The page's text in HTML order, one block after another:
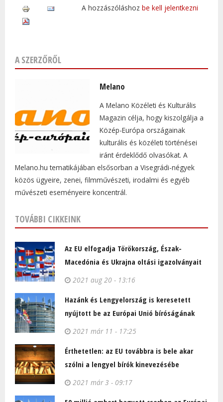
A hozzászóláshoz be kell jelentkezni
A SZERZŐRŐL
Melano
A Melano Közéleti és Kulturális
Magazin célja, hogy kiszolgálja a
Közép-Európa országainak
kulturális és közéleti történései
iránt érdeklődő olvasókat. A
Melano.hu tematikájában elsősorban a Visegrádi-négyek
közös ügyeire, zenei, filmművészeti, irodalmi és egyéb
művészeti eseményeire koncentrál.
TOVÁBBI CIKKEINK
Az EU elfogadja Törökország, Észak-
Macedónia és Ukrajna oltási igazolványait
2021 aug 20 - 13:16
Hazánk és Lengyelország is keresetett
nyújtott be az Európai Unió bíróságának
2021 már 11 - 17:25
Érthetetlen: az EU továbbra is bele akar
szólni a lengyel bírók kinevezésébe
2021 már 3 - 09:17